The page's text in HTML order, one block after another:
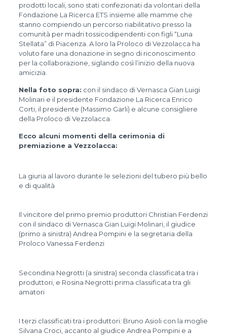
prodotti locali, sono stati confezionati da volontari della
Fondazione La Ricerca ETS insieme alle mamme che
stanno compiendo un percorso riabilitativo presso la
comunità per madri tossicodipendenti con figli “Luna
Stellata” di Piacenza. A loro la Proloco di Vezzolacca ha
voluto fare una donazione in segno di riconoscimento
per la collaborazione, siglando così l’inizio della nuova
amicizia.
Nella foto sopra: con il sindaco di Vernasca Gian Luigi
Molinari e il presidente Fondazione La Ricerca Enrico
Corti, il presidente (Massimo Garli) e alcune consigliere
della Proloco di Vezzolacca.
Ecco alcuni momenti della cerimonia di
premiazione a Vezzolacca:
La giuria al lavoro durante le selezioni del tubero più bello
e di qualità
Il vincitore del primo premio produttori Christian Ferdenzi
con il sindaco di Vernasca Gian Luigi Molinari, il giudice
(primo a sinistra) Andrea Pompini e la segretaria della
Proloco Vanessa Ferdenzi
Secondina Negrotti (a sinistra) seconda classificata tra i
produttori, e Rosina Negrotti prima classificata tra gli
amatori
I terzi classificati tra i produttori: Bruno Asioli con la moglie
Silvana Croci, accanto al giudice Andrea Pompini e a